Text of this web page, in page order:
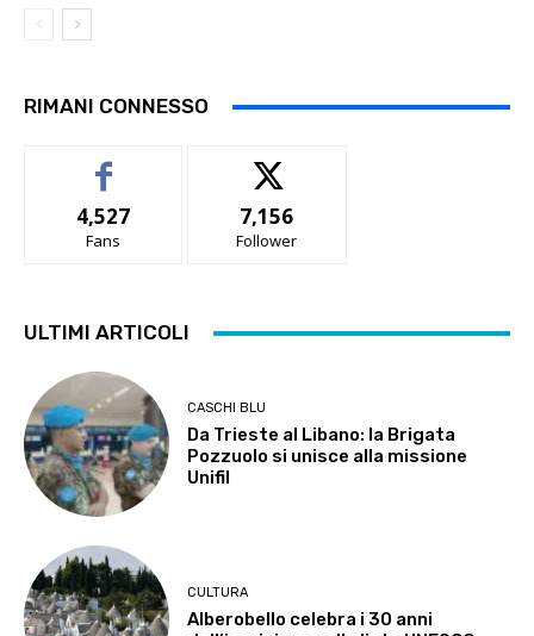
RIMANI CONNESSO
4,527
Fans
7,156
Follower
ULTIMI ARTICOLI
CASCHI BLU
Da Trieste al Libano: la Brigata
Pozzuolo si unisce alla missione
Unifil
CULTURA
Alberobello celebra i 30 anni